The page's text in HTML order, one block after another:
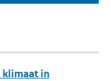
klimaat in